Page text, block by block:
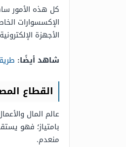
كل هذه الأمور
الإكسسوارات
الأجهزة
شاهد أيضًا:
القطاع
عالم المال
بامتياز؛ فهو
منعدم.